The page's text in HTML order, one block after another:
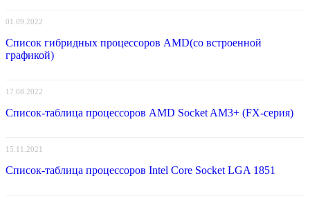
01.09.2022
Список гибридных процессоров AMD(со встроенной
графикой)
17.08.2022
Список-таблица процессоров AMD Socket AM3+ (FX-серия)
15.11.2021
Список-таблица процессоров Intel Core Socket LGA 1851